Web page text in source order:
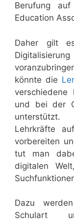
Berufung
Education
Daher gilt
könnte die
verschiedene
und bei der
unterstützt.
Lehrkräfte
vorbereiten
tut man
digitalen
Dazu
Schulart